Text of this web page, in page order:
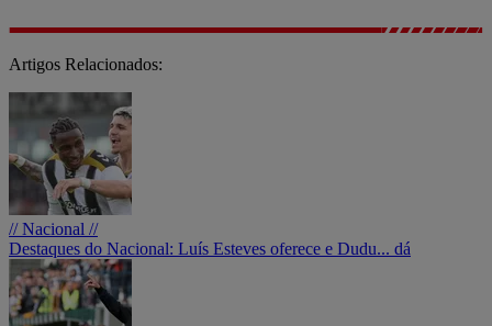
Artigos Relacionados:
// Nacional //
Destaques do Nacional: Luís Esteves oferece e Dudu... dá